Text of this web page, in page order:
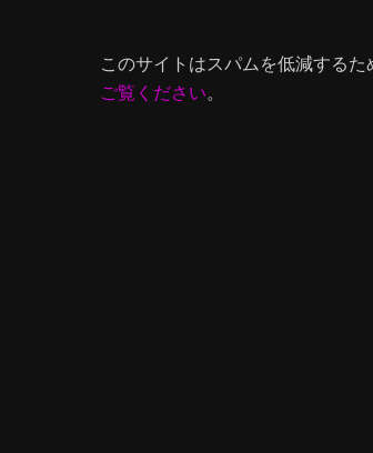
このサイトはスパムを低減するた
ご覧ください。